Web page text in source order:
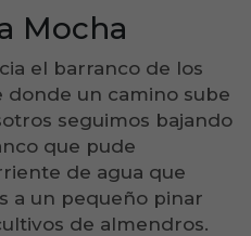
Mocha
el barranco de los
donde un camino sube
seguimos bajando
que pude
de agua que
a un pequeño pinar
de almendros.